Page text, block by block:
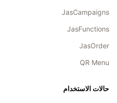
JasCampaigns
JasFunctions
JasOrder
QR Menu
حالات الاستخدام